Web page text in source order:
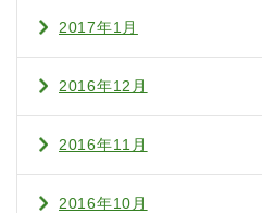
2017年1月
2016年12月
2016年11月
2016年10月